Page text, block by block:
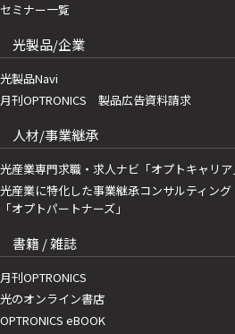
セミナー一覧
光製品/企業
光製品Navi
月刊OPTRONICS 製品広告資料請求
人材/事業継承
光産業専門求職・求人ナビ「オプトキャリア
光産業に特化した事業継承コンサルティング
「オプトパートナーズ」
書籍 / 雑誌
月刊OPTRONICS
光のオンライン書店
OPTRONICS eBOOK